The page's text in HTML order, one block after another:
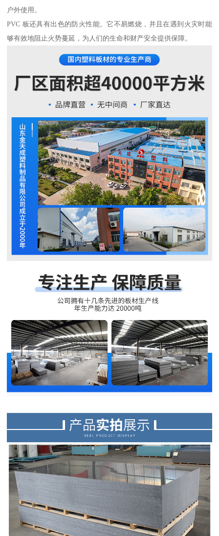
户外使用。
PVC 板还具有出色的防火性能。它不易燃烧，并且在遇到火灾时能
够有效地阻止火势蔓延，为人们的生命和财产安全提供保障。